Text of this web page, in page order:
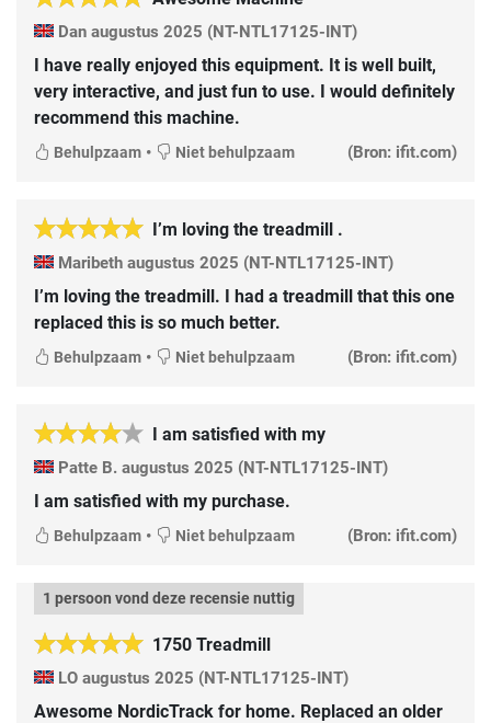
Dan augustus 2025 (NT-NTL17125-INT)
I have really enjoyed this equipment. It is well built,
very interactive, and just fun to use. I would definitely
recommend this machine.
Behulpzaam • Niet behulpzaam (Bron: ifit.com)
I’m loving the treadmill .
Maribeth augustus 2025 (NT-NTL17125-INT)
I’m loving the treadmill. I had a treadmill that this one
replaced this is so much better.
Behulpzaam • Niet behulpzaam (Bron: ifit.com)
I am satisfied with my
Patte B. augustus 2025 (NT-NTL17125-INT)
I am satisfied with my purchase.
Behulpzaam • Niet behulpzaam (Bron: ifit.com)
1750 Treadmill
1 persoon vond deze recensie nuttig
LO augustus 2025 (NT-NTL17125-INT)
Awesome NordicTrack for home. Replaced an older